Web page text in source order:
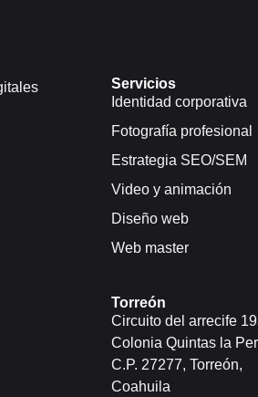
Servicios
Identidad corporativa
Fotografía profesional
Estrategia SEO/SEM
Video y animación
Diseño web
Web master
Torreón
Circuito del arrecife
Colonia Quintas la
C.P. 27277, Torreón,
Coahuila